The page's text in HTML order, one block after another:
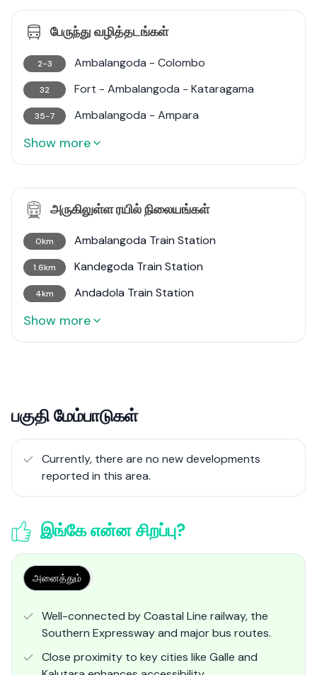
பேருந்து வழித்தடங்கள்
2-3 Ambalangoda - Colombo
32 Fort - Ambalangoda - Kataragama
35-7 Ambalangoda - Ampara
Show more
அருகிலுள்ள ரயில் நிலையங்கள்
0km Ambalangoda Train Station
1.6km Kandegoda Train Station
4km Andadola Train Station
Show more
பகுதி மேம்பாடுகள்
Currently, there are no new developments
reported in this area.
இங்கே என்ன சிறப்பு?
அனைத்தும்
Well-connected by Coastal Line railway, the
Southern Expressway and major bus routes.
Close proximity to key cities like Galle and